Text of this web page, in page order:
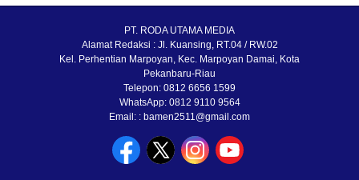
PT. RODA UTAMA MEDIA
Alamat Redaksi : Jl. Kuansing, RT.04 / RW.02
Kel. Perhentian Marpoyan, Kec. Marpoyan Damai, Kota
Pekanbaru-Riau
Telepon: 0812 6656 1599
WhatsApp: 0812 9110 9564
Email: : bamen2511@gmail.com